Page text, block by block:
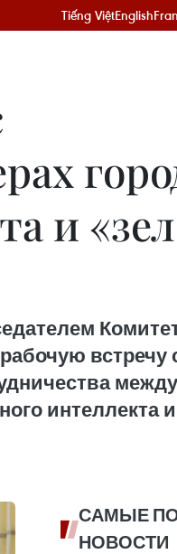
Tiếng ViệtEnglish
и
интеллекта
САМЫЕ
НОВОСТИ